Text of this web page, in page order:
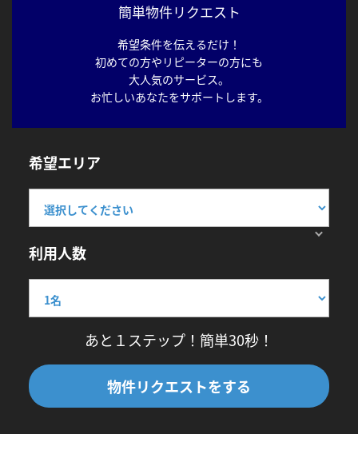
簡単物件リクエスト
希望条件を伝えるだけ！
初めての方やリピーターの方にも
大人気のサービス。
お忙しいあなたをサポートします。
希望エリア
利用人数
あと１ステップ！簡単30秒！
物件リクエストをする